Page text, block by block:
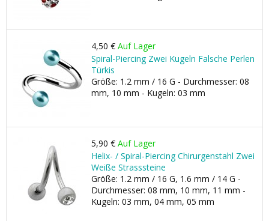
4,50 € Auf Lager
Spiral-Piercing Zwei Kugeln Falsche Perlen
Türkis
Größe: 1.2 mm / 16 G - Durchmesser: 08
mm, 10 mm - Kugeln: 03 mm
5,90 € Auf Lager
Helix- / Spiral-Piercing Chirurgenstahl Zwei
Weiße Strasssteine
Größe: 1.2 mm / 16 G, 1.6 mm / 14 G -
Durchmesser: 08 mm, 10 mm, 11 mm -
Kugeln: 03 mm, 04 mm, 05 mm